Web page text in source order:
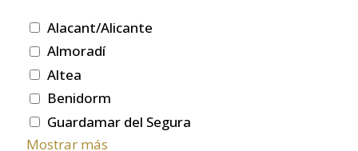
Alacant/Alicante
Almoradí
Altea
Benidorm
Guardamar del Segura
Mostrar más